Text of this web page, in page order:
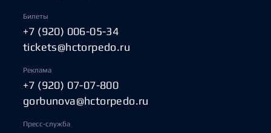
Билеты
+7 (920) 006-05-34
tickets@hctorpedo.ru
Реклама
+7 (920) 07-07-800
gorbunova@hctorpedo.ru
Пресс-служба